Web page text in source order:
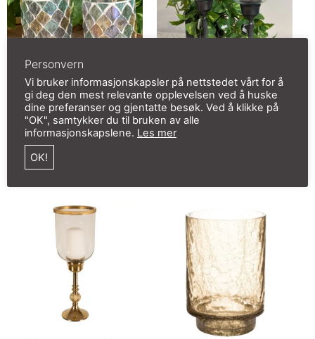
Lysglass mosaikk
fargerik 7x8cm
119,00 inkl. mva
Legg i handlekurv
Lyslykt sort metall
m/glasskuppel
kr899,00
Personvern
Vi bruker informasjonskapsler på nettstedet vårt for å
gi deg den mest relevante opplevelsen ved å huske
dine preferanser og gjentatte besøk. Ved å klikke på
"OK", samtykker du til bruken av alle
informasjonskapslene. Les mer
OK!